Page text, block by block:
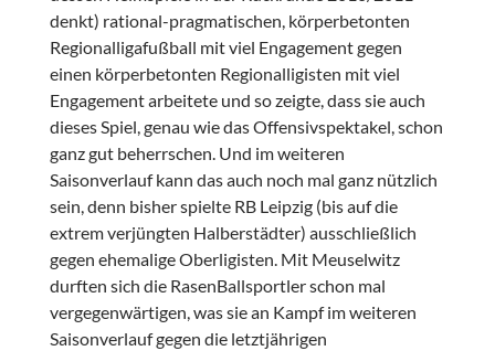
denkt) rational-pragmatischen, körperbetonten
Regionalligafußball mit viel Engagement gegen
einen körperbetonten Regionalligisten mit viel
Engagement arbeitete und so zeigte, dass sie auch
dieses Spiel, genau wie das Offensivspektakel, schon
ganz gut beherrschen. Und im weiteren
Saisonverlauf kann das auch noch mal ganz nützlich
sein, denn bisher spielte RB Leipzig (bis auf die
extrem verjüngten Halberstädter) ausschließlich
gegen ehemalige Oberligisten. Mit Meuselwitz
durften sich die RasenBallsportler schon mal
vergegenwärtigen, was sie an Kampf im weiteren
Saisonverlauf gegen die letztjährigen